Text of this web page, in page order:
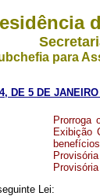
para
DE 5 DE
Prorroga
Exibição
Lei: